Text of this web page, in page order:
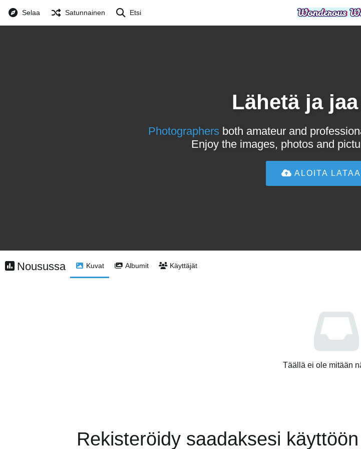
Selaa Satunnainen Etsi
Lähetä ja
Photographers both amateur and
Enjoy the images, photos and
ALOITA
Nousussa Kuvat Albumit Käyttäjät
Täällä ei ole mitään
Rekisteröidy saadaksesi